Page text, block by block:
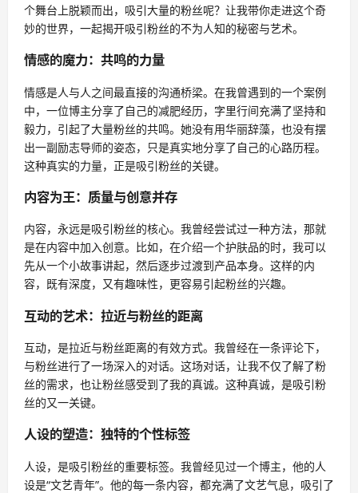
个舞台上脱颖而出，吸引大量的粉丝呢？让我带你走进这个奇
妙的世界，一起揭开吸引粉丝的不为人知的秘密与艺术。
情感的魔力：共鸣的力量
情感是人与人之间最直接的沟通桥梁。在我曾遇到的一个案例
中，一位博主分享了自己的减肥经历，字里行间充满了坚持和
毅力，引起了大量粉丝的共鸣。她没有用华丽辞藻，也没有摆
出一副励志导师的姿态，只是真实地分享了自己的心路历程。
这种真实的力量，正是吸引粉丝的关键。
内容为王：质量与创意并存
内容，永远是吸引粉丝的核心。我曾经尝试过一种方法，那就
是在内容中加入创意。比如，在介绍一个护肤品的时，我可以
先从一个小故事讲起，然后逐步过渡到产品本身。这样的内
容，既有深度，又有趣味性，更容易引起粉丝的兴趣。
互动的艺术：拉近与粉丝的距离
互动，是拉近与粉丝距离的有效方式。我曾经在一条评论下，
与粉丝进行了一场深入的对话。这场对话，让我不仅了解了粉
丝的需求，也让粉丝感受到了我的真诚。这种真诚，是吸引粉
丝的又一关键。
人设的塑造：独特的个性标签
人设，是吸引粉丝的重要标签。我曾经见过一个博主，他的人
设是“文艺青年”。他的每一条内容，都充满了文艺气息，吸引了